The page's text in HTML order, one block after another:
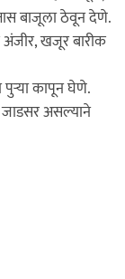
बाजूला ठेवून देणे.
अंजीर, खजूर बारीक
पुऱ्या कापून घेणे.
असल्याने